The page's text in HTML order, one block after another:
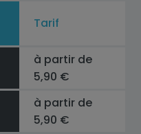
Tarif
à partir de
5,90 €
à partir de
5,90 €